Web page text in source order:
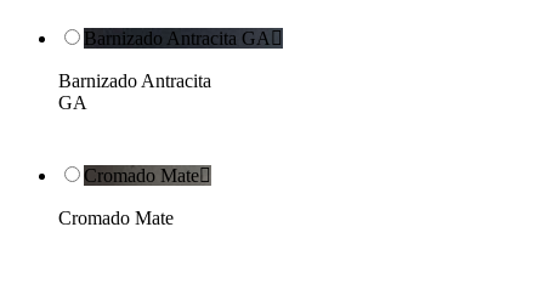
Barnizado Antracita GA 
Barnizado Antracita
GA
Cromado Mate
Cromado Mate